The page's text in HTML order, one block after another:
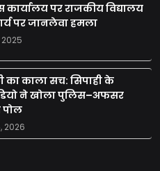
पर राजकीय विद्यालय
पर जानलेवा हमला
का काला सच: सिपाही के
ने खोला पुलिस–अफसर
पोल
2026